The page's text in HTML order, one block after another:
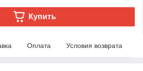
Купить
Оплата Условия возврата